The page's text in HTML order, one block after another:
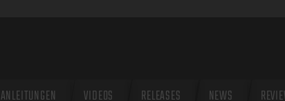
ANLEITUNGEN VIDEOS RELEASES NEWS